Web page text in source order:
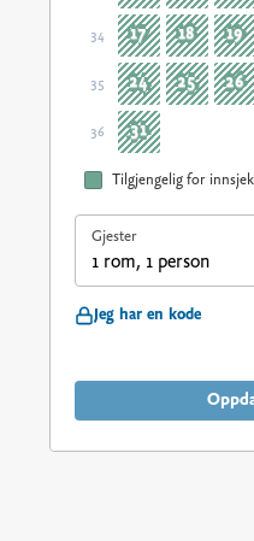
34 17 18 19
35 24 25 26
36 31
Tilgjengelig for
Gjester
1 rom, 1 person
Jeg har en kode